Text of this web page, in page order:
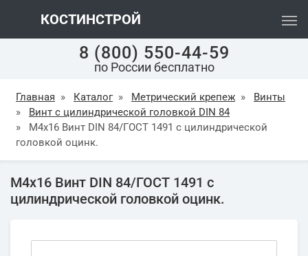
КОСТИНСТРОЙ
8 (800) 550-44-59
по России бесплатно
Главная » Каталог » Метрический крепеж »
Винты
»
Винт с цилиндрической головкой DIN 84
»
М4х16 Винт DIN 84/ГОСТ 1491 с цилиндрической
головкой оцинк.
М4х16 Винт DIN 84/ГОСТ 1491 с
цилиндрической головкой оцинк.